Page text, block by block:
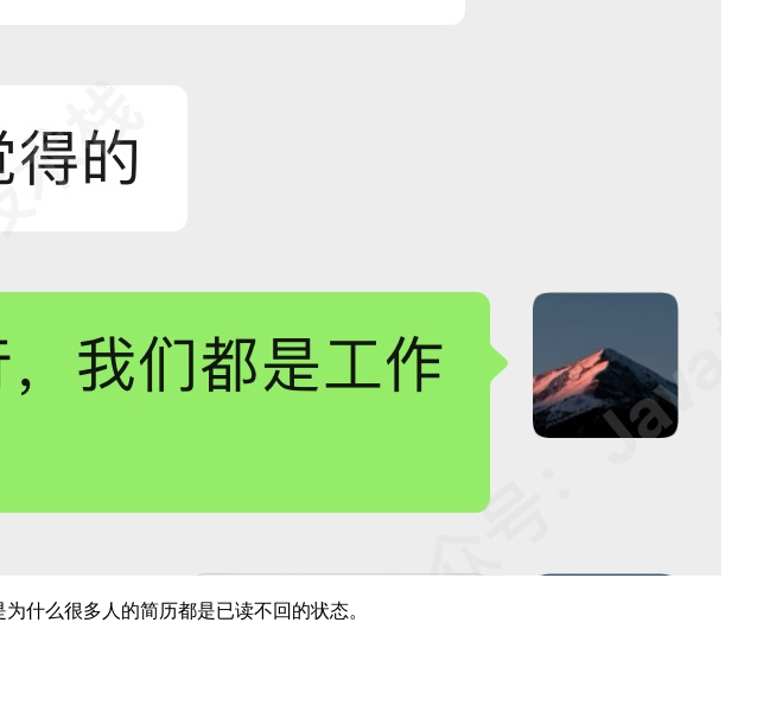
什么很多人的简历都是已读不回的状态。